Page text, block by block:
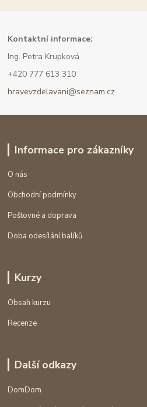
Kontaktní informace:
Ing. Petra Krupková
+420 777 613 310
hravevzdelavani@seznam.cz
Informace pro zákazníky
O nás
Obchodní podmínky
Poštovné a doprava
Doba odesílání balíků
Kurzy
Obsah kurzu
Recenze
Další odkazy
DomDom